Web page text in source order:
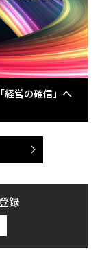
営の確信」へ
録